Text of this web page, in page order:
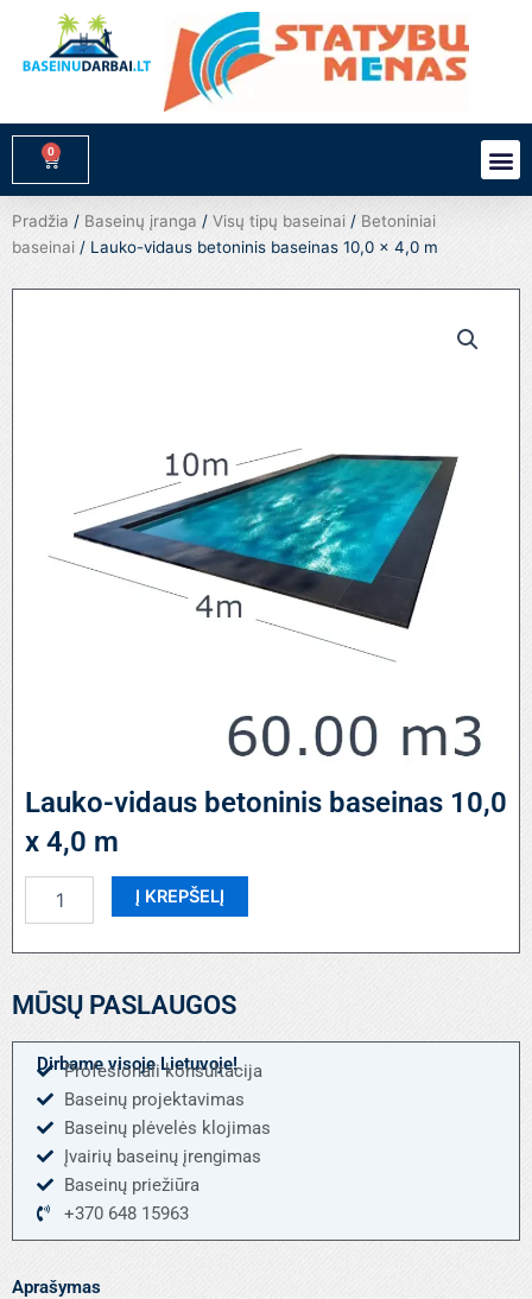
turinio
0
Cart
Pradžia / Baseinų įranga / Visų tipų baseinai / Betoniniai
baseinai / Lauko-vidaus betoninis baseinas 10,0 x 4,0 m
Lauko-vidaus betoninis baseinas 10,0
x 4,0 m
kiekis:
vidaus
baseinas
4,0
m
Į KREPŠELĮ
MŪSŲ PASLAUGOS
Dirbame visoje Lietuvoje!
Profesionali konsultacija
Baseinų projektavimas
Baseinų plėvelės klojimas
Įvairių baseinų įrengimas
Baseinų priežiūra
+370 648 15963
Aprašymas